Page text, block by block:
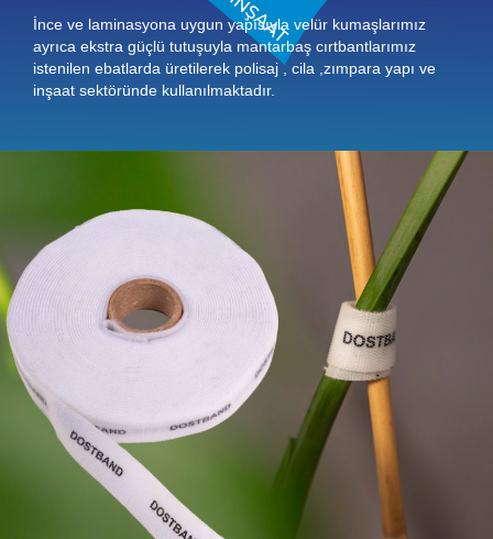
İnce ve laminasyona uygun yapısıyla velür kumaşlarımız
ayrıca ekstra güçlü tutuşuyla mantarbaş cırtbantlarımız
istenilen ebatlarda üretilerek polisaj , cila ,zımpara yapı ve
inşaat sektöründe kullanılmaktadır.
İnce ve laminasyona uygun yapısıyla velür kumaşlarımız
ayrıca ekstra güçlü tutuşuyla mantarbaş cırtbantlarımız
istenilen ebatlarda üretilerek polisaj , cila ,zımpara yapı ve
inşaat sektöründe kullanılmaktadır.
Çok Amaçlı Tarım Cırt Bant